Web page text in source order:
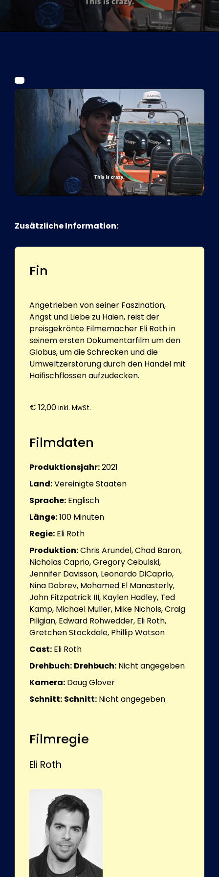
Kurier Romy 2026
Zusätzliche Information:
Fin
Angetrieben von seiner Faszination,
Angst und Liebe zu Haien, reist der
preisgekrönte Filmemacher Eli Roth in
seinem ersten Dokumentarfilm um den
Globus, um die Schrecken und die
Umweltzerstörung durch den Handel mit
Haifischflossen aufzudecken.
€ 12,00 inkl. MwSt.
Filmdaten
Produktionsjahr:2021
Land:Vereinigte Staaten
Sprache: Englisch
Länge:100 Minuten
Regie: Eli Roth
Produktion:Chris Arundel, Chad Baron,
Nicholas Caprio, Gregory Cebulski,
Jennifer Davisson, Leonardo DiCaprio,
Nina Dobrev, Mohamed El Manasterly,
John Fitzpatrick III, Kaylen Hadley, Ted
Kamp, Michael Muller, Mike Nichols, Craig
Piligian, Edward Rohwedder, Eli Roth,
Gretchen Stockdale, Phillip Watson
Cast: Eli Roth
Drehbuch: Drehbuch: Nicht angegeben
Kamera: Doug Glover
Schnitt: Schnitt: Nicht angegeben
Filmregie
Eli Roth